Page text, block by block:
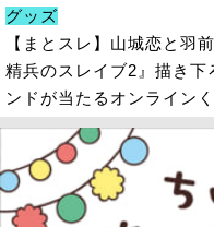
グッズ
【まとスレ】山城恋と羽
精兵のスレイブ2』描き下
ンドが当たるオンライン